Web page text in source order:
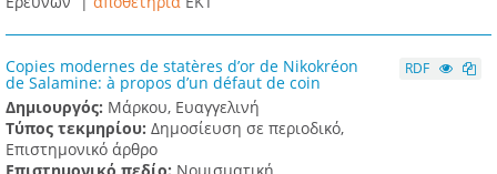
Copies modernes de statères d’or de Nikokréon
de Salamine: à propos d’un défaut de coin
Δημιουργός: Μάρκου, Ευαγγελινή
Τύπος τεκμηρίου: Δημοσίευση σε περιοδικό,
Επιστημονικό άρθρο
RDF